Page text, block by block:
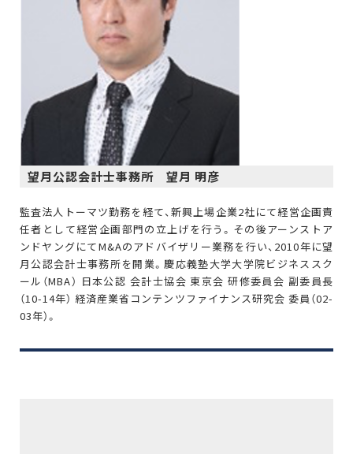
望月公認会計士事務所 望月 明彦
監査法人トーマツ勤務を経て、新興上場企業2社にて経営企画責
任者として経営企画部門の立上げを行う。その後アーンストア
ンドヤングにてM&Aのアドバイザリー業務を行い、2010年に望
月公認会計士事務所を開業。慶応義塾大学大学院ビジネススク
ール（MBA） 日本公認 会計士協会 東京会 研修委員会 副委員長
（10-14年） 経済産業省コンテンツファイナンス研究会 委員（02-
03年）。